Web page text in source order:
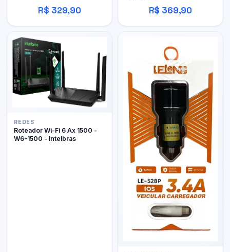
R$ 329,90 R$ 369,90
REDES
Roteador Wi-Fi 6 Ax 1500 -
W6-1500 - Intelbras